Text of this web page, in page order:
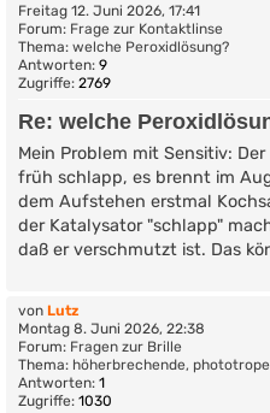
Freitag 12. Juni 2026, 17:41
Forum: Frage zur Kontaktlinse
Thema: welche Peroxidlösung?
Antworten: 9
Zugriffe: 2769
Re: welche
Mein Problem mit Sensitiv:
früh schlapp, es brennt im
dem Aufstehen erstmal
der Katalysator "schlapp"
daß er verschmutzt ist. Das
von Lutz
Montag 8. Juni 2026, 22:38
Forum: Fragen zur Brille
Thema: höherbrechende,
Antworten: 1
Zugriffe: 1030